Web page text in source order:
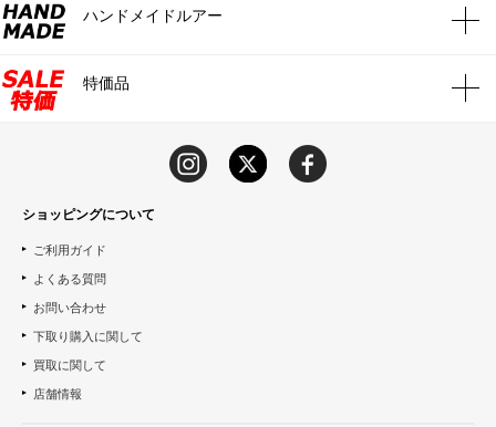
ハンドメイドルアー
特価品
ショッピングについて
ご利用ガイド
よくある質問
お問い合わせ
下取り購入に関して
買取に関して
店舗情報